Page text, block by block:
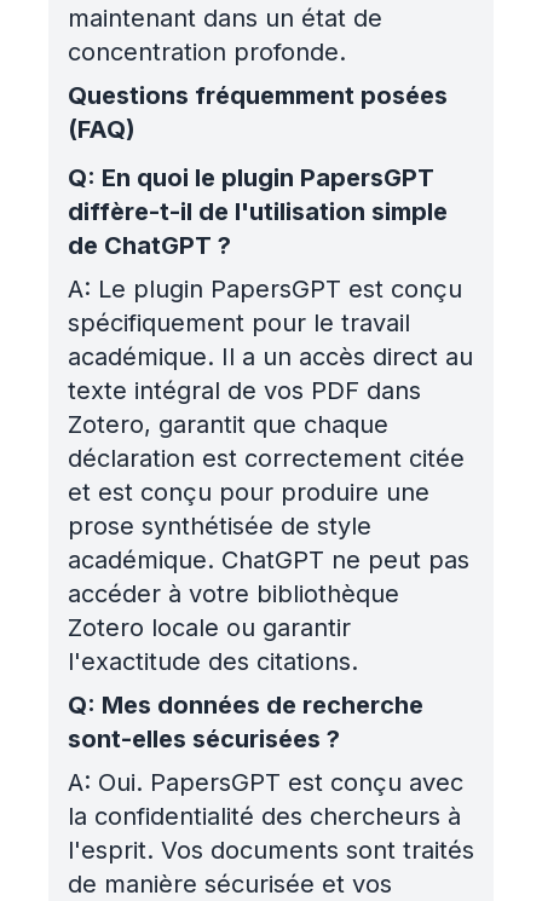
maintenant dans un état de
concentration profonde.
Questions fréquemment posées
(FAQ)
Q: En quoi le plugin PapersGPT
diffère-t-il de l'utilisation simple
de ChatGPT ?
A: Le plugin PapersGPT est conçu
spécifiquement pour le travail
académique. Il a un accès direct au
texte intégral de vos PDF dans
Zotero, garantit que chaque
déclaration est correctement citée
et est conçu pour produire une
prose synthétisée de style
académique. ChatGPT ne peut pas
accéder à votre bibliothèque
Zotero locale ou garantir
l'exactitude des citations.
Q: Mes données de recherche
sont-elles sécurisées ?
A: Oui. PapersGPT est conçu avec
la confidentialité des chercheurs à
l'esprit. Vos documents sont traités
de manière sécurisée et vos